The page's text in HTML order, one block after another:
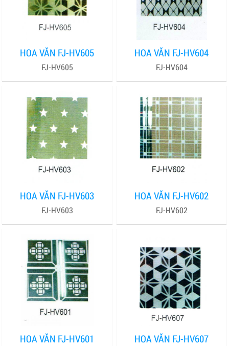
HOA VĂN FJ-HV605
FJ-HV605
HOA VĂN FJ-HV604
FJ-HV604
HOA VĂN FJ-HV603
FJ-HV603
HOA VĂN FJ-HV602
FJ-HV602
HOA VĂN FJ-HV601 HOA VĂN FJ-HV607